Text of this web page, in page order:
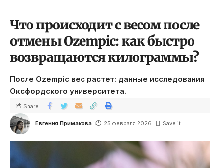
Что происходит с весом после
отмены Ozempic: как быстро
возвращаются килограммы?
После Ozempic вес растет: данные исследования
Оксфордского университета.
Евгения Примакова 25 февраля 2026
Share